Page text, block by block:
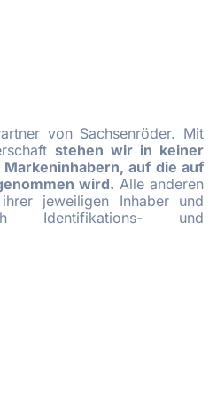
von Sachsenröder. Mit
stehen wir in keiner
auf die auf
wird. Alle anderen
jeweiligen Inhaber und
Identifikations- und